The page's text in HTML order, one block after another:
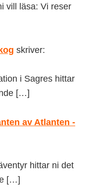
vill läsa: Vi reser
skriver:
i Sagres hittar
[…]
av Atlanten -
hittar ni det
[…]